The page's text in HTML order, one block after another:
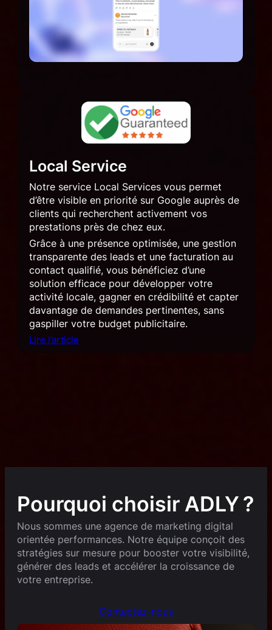
Local Service
Notre service Local Services vous permet
d’être visible en priorité sur Google auprès de
clients qui recherchent activement vos
prestations près de chez eux.
Grâce à une présence optimisée, une gestion
transparente des leads et une facturation au
contact qualifié, vous bénéficiez d’une
solution efficace pour développer votre
activité locale, gagner en crédibilité et capter
davantage de demandes pertinentes, sans
gaspiller votre budget publicitaire.
Lire l’article
Pourquoi choisir ADLY ?
Nous sommes une agence de marketing digital
orientée performances. Notre équipe conçoit des
stratégies sur mesure pour booster votre visibilité,
générer des leads et accélérer la croissance de
votre entreprise.
Contactez-nous